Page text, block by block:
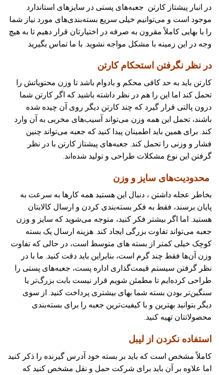
در انبار پیشتاز کارتن جعبه‌های پستی در سایزهای استاندارد
موجود است و می‌توانیم خیلی سریع بسته‌بندی‌های مورد نیاز شما
را با بهایی کاملاً مقرون به صرفه در اختیارتان قرار دهیم تا به هیچ
وجه در این زمینه با مشکل مواجه نشوید. با ما تماس بگیرید
در نظر نگرفتن استحکام کارتن
کارتن باید به حد کافی محکم و بادوام باشد تا وزن محتویاتش را
تحمل کند اما این را هم در نظر داشته باشید که اگر کارتن شما
درون پالتی قرار گیرد که چند کارتن دیگر روی آن چیده شده
باشند، تحمل این همه وزن می‌تواند آسیب‌های مخربی به آن وارد
کند. برای همین باید اطمینان پیدا کنید که جعبه می‌تواند چنین
فشار و وزنی را تحمل کند. جعبه‌های پیشتاز کارتن با در نظر
گرفتن این نوع مشکلات طراحی و تولید شده‌اند.
محدودیت‌های سایز و وزن
بخاطر عجله داشتن ، دنبال این هستید همه کارها به سرعت به
پایان برسند، فقط به فکر بسته‌بندی کردن و ارسال کالایتان
هستید. اما اگر بیشتر فکر کنید، متوجه می‌شوید که سایز و وزن
جعبه می‌تواند تفاوت بزرگی ایجاد کند. هزینه ارسال یک بسته
کوچک خیلی کمتر از بسته های متوسط است، در حالی که تفاوت
وزن آن‌ها فقط چند گرم است، بنابراین باید دقت کنید. ما با در
نظر گرفتن سیستم قیمت‌گذاری اداره پست، جعبه‌های پستی را
طراحی کرده‌ایم تا مطمئن شویم قرار نیست بابت بزرگ‌تر یا
سنگین‌تر بودن بسته شما بهای بیشتری پرداخت کنید. از سوی
دیگر بتوانید بهترین و با کیفیت‌ترین جعبه را برای بسته‌بندی
محصولاتتان تهیه کنید.
استفاده نکردن از لیبل
کاملاً مشخص است که باید بر بسته خود آدرس گیرنده را ذکر کنید
اما علاوه بر آن باید برای شرکت حمل و نقل مشخص کنید که